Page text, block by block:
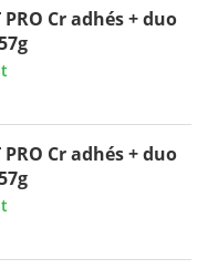
PRO Cr adhés + duo
PRO Cr adhés + duo